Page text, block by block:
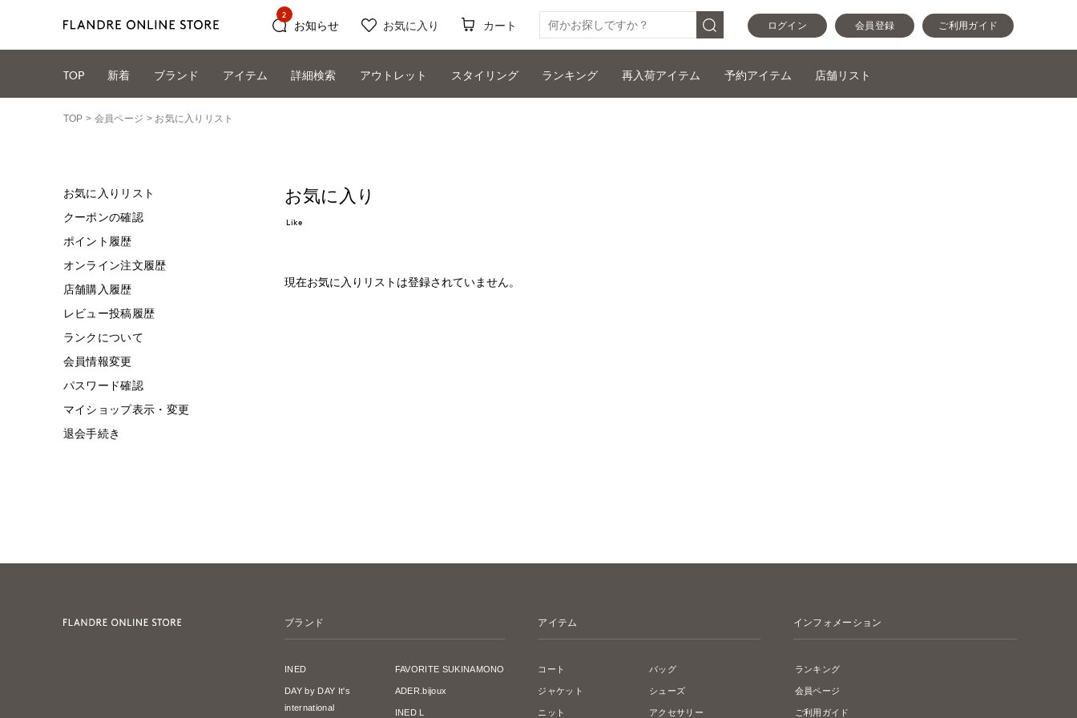
ログイン 会員登録 ご利用ガイド
お知らせ
2
お気に入り カート
TOP 新着 ブランド アイテム 詳細検索 アウトレット スタイリング ランキング 再入荷アイテム 予約アイテム 店舗リスト
TOP 会員ページ お気に入りリスト
お気に入り
Like
現在お気に入りリストは登録されていません。
お気に入りリスト
クーポンの確認
ポイント履歴
オンライン注文履歴
店舗購入履歴
レビュー投稿履歴
ランクについて
会員情報変更
パスワード確認
マイショップ表示・変更
退会手続き
ブランド
INED
DAY by DAY It's
international
FAVORITE SUKINAMONO
ADER.bijoux
INED L
アイテム
コート
ジャケット
ニット
バッグ
シューズ
アクセサリー
インフォメーション
ランキング
会員ページ
ご利用ガイド